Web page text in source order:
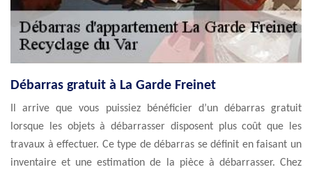
Débarras gratuit à La Garde Freinet
Il arrive que vous puissiez bénéficier d’un débarras gratuit
lorsque les objets à débarrasser disposent plus coût que les
travaux à effectuer. Ce type de débarras se définit en faisant un
inventaire et une estimation de la pièce à débarrasser. Chez